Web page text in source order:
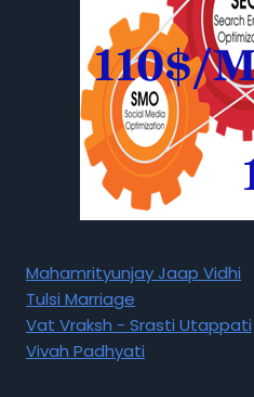
Mahamrityunjay Jaap Vidhi
Tulsi Marriage
Vat Vraksh - Srasti Utappati
Vivah Padhyati